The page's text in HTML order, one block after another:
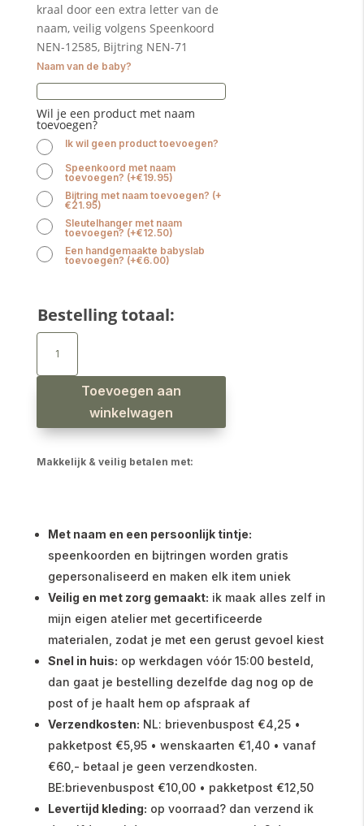
kraal door een extra letter van de
naam, veilig volgens Speenkoord
NEN-12585, Bijtring NEN-71
Naam van de baby?
Wil je een product met naam
toevoegen?
Ik wil geen product toevoegen?
Speenkoord met naam
toevoegen? (+€19.95)
Bijtring met naam toevoegen? (+
€21.95)
Sleutelhanger met naam
toevoegen? (+€12.50)
Een handgemaakte babyslab
toevoegen? (+€6.00)
Bestelling totaal:
Brievenbus
jongen
croissant
Toevoegen aan
winkelwagen
Makkelijk & veilig betalen met:
Met naam en een persoonlijk tintje:
speenkoorden en bijtringen worden gratis
gepersonaliseerd en maken elk item uniek
Veilig en met zorg gemaakt: ik maak alles zelf in
mijn eigen atelier met gecertificeerde
materialen, zodat je met een gerust gevoel kiest
Snel in huis: op werkdagen vóór 15:00 besteld,
dan gaat je bestelling dezelfde dag nog op de
post of je haalt hem op afspraak af
Verzendkosten: NL: brievenbuspost €4,25 •
pakketpost €5,95 • wenskaarten €1,40 • vanaf
€60,- betaal je geen verzendkosten.
BE:brievenbuspost €10,00 • pakketpost €12,50
Levertijd kleding: op voorraad? dan verzend ik